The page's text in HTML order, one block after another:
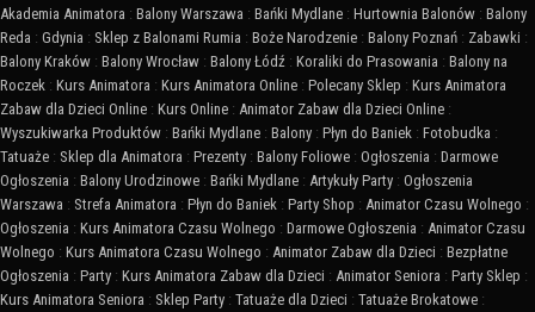
Akademia Animatora : Balony Warszawa : Bańki Mydlane : Hurtownia Balonów : Balony
Reda : Gdynia : Sklep z Balonami Rumia : Boże Narodzenie : Balony Poznań : Zabawki :
Balony Kraków : Balony Wrocław : Balony Łódź : Koraliki do Prasowania : Balony na
Roczek : Kurs Animatora : Kurs Animatora Online : Polecany Sklep : Kurs Animatora
Zabaw dla Dzieci Online : Kurs Online : Animator Zabaw dla Dzieci Online :
Wyszukiwarka Produktów : Bańki Mydlane : Balony : Płyn do Baniek : Fotobudka :
Tatuaże : Sklep dla Animatora : Prezenty : Balony Foliowe : Ogłoszenia : Darmowe
Ogłoszenia : Balony Urodzinowe : Bańki Mydlane : Artykuły Party : Ogłoszenia
Warszawa : Strefa Animatora : Płyn do Baniek : Party Shop : Animator Czasu Wolnego :
Ogłoszenia : Kurs Animatora Czasu Wolnego : Darmowe Ogłoszenia : Animator Czasu
Wolnego : Kurs Animatora Czasu Wolnego : Animator Zabaw dla Dzieci : Bezpłatne
Ogłoszenia : Party : Kurs Animatora Zabaw dla Dzieci : Animator Seniora : Party Sklep :
Kurs Animatora Seniora : Sklep Party : Tatuaże dla Dzieci : Tatuaże Brokatowe :